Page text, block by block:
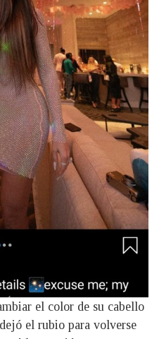
el color de su cabello
el rubio para volverse